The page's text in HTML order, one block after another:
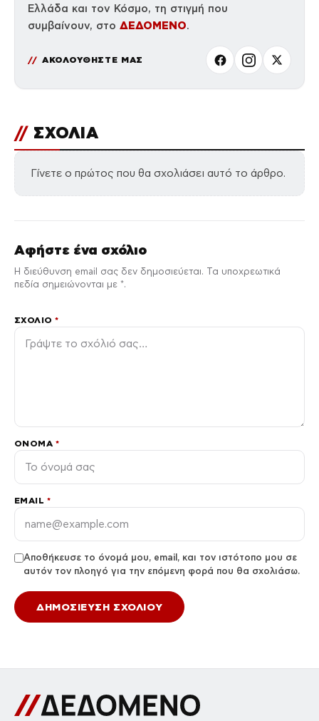
Ελλάδα και τον Κόσμο, τη στιγμή που
συμβαίνουν, στο ΔΕΔΟΜΕΝΟ.
ΑΚΟΛΟΥΘΗΣΤΕ ΜΑΣ
// ΣΧΟΛΙΑ
Γίνετε ο πρώτος που θα σχολιάσει αυτό το άρθρο.
Αφήστε ένα σχόλιο
Η διεύθυνση email σας δεν δημοσιεύεται. Τα υποχρεωτικά
πεδία σημειώνονται με *.
ΣΧΌΛΙΟ*
ΌΝΟΜΑ *
EMAIL *
Αποθήκευσε το όνομά μου, email, και τον ιστότοπο μου σε
αυτόν τον πλοηγό για την επόμενη φορά που θα σχολιάσω.